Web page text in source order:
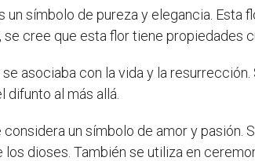
un símbolo de pureza y elegancia.
cree que esta flor tiene propiedades
asociaba con la vida y la
difunto al más allá.
un símbolo de amor y pasión.
dioses. También se utiliza en